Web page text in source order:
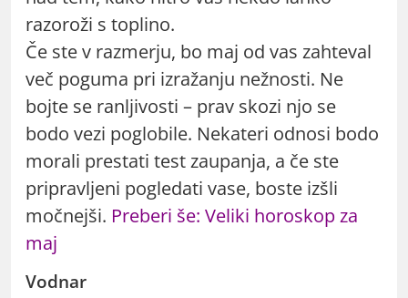
razoroži s toplino.
Če ste v razmerju, bo maj od vas zahteval
več poguma pri izražanju nežnosti. Ne
bojte se ranljivosti – prav skozi njo se
bodo vezi poglobile. Nekateri odnosi bodo
morali prestati test zaupanja, a če ste
pripravljeni pogledati vase, boste izšli
močnejši. Preberi še: Veliki horoskop za
maj
Vodnar